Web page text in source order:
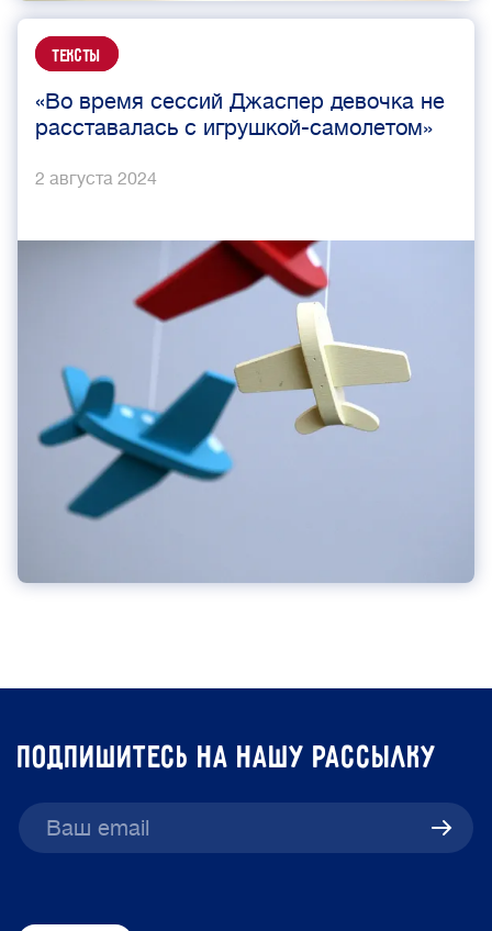
Тексты
«Во время сессий Джаспер девочка не
расставалась с игрушкой-самолетом»
2 августа 2024
подпишитесь на нашу рассылку